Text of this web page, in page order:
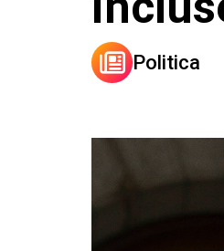
Politica